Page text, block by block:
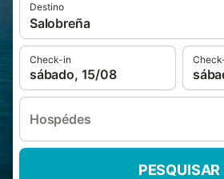
Destino
Salobreña
Check-in
sábado, 15/08
Hospédes
PESQUISAR